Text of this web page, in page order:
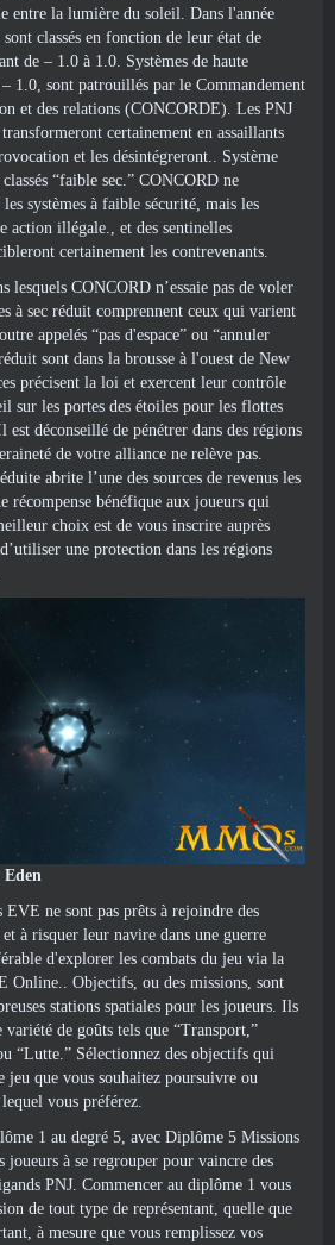
entre la lumière du soleil. Dans l'année
classés en fonction de leur état de
de – 1.0 à 1.0. Systèmes de haute
1.0, sont patrouillés par le Commandement
et des relations (CONCORDE). Les PNJ
certainement en assaillants
et les désintégreront.. Système
“faible sec.” CONCORD ne
systèmes à faible sécurité, mais les
action illégale., et des sentinelles
certainement les contrevenants.
lesquels CONCORD n’essaie pas de voler
à sec réduit comprennent ceux qui varient
appelés “pas d'espace” ou “annuler
sont dans la brousse à l'ouest de New
précisent la loi et exercent leur contrôle
sur les portes des étoiles pour les flottes
est déconseillé de pénétrer dans des régions
de votre alliance ne relève pas.
abrite l’une des sources de revenus les
récompense bénéfique aux joueurs qui
choix est de vous inscrire auprès
une protection dans les régions
Eden
EVE ne sont pas prêts à rejoindre des
à risquer leur navire dans une guerre
d'explorer les combats du jeu via la
Online.. Objectifs, ou des missions, sont
stations spatiales pour les joueurs. Ils
variété de goûts tels que “Transport,”
“Lutte.” Sélectionnez des objectifs qui
que vous souhaitez poursuivre ou
vous préférez.
1 au degré 5, avec Diplôme 5 Missions
joueurs à se regrouper pour vaincre des
PNJ. Commencer au diplôme 1 vous
de tout type de représentant, quelle que
à mesure que vous remplissez vos